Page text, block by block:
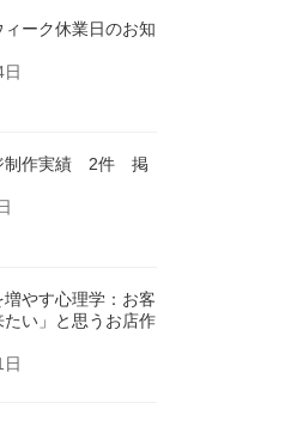
ィーク休業日のお知
制作実績 2件 掲
増やす心理学：お客
い」と思うお店作